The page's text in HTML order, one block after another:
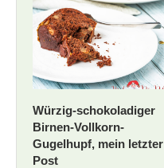
Würzig-schokoladiger
Birnen-Vollkorn-
Gugelhupf, mein letzter
Post